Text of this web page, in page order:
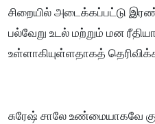
சிறையில் அடைக்கப்பட்டு
பல்வேறு உடல் மற்றும் மன
உள்ளாகியுள்ளதாகத்
சுரேஷ் சாலே உண்மையாகவே